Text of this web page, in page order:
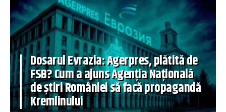
Dosarul Evrazia: Agerpres, plătită de
FSB? Cum a ajuns Agenția Națională
de știri României să facă propagandă
Kremlinului